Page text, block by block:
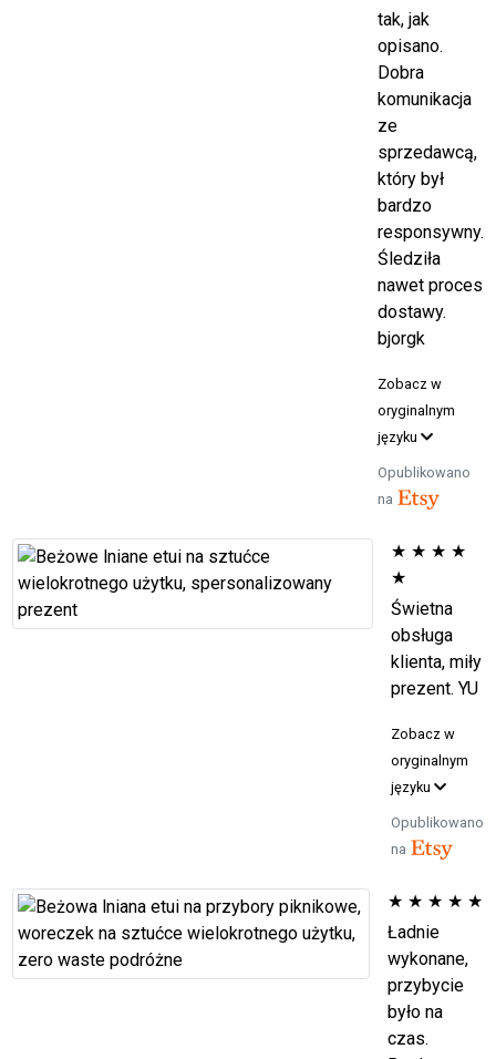
tak, jak
opisano.
Dobra
komunikacja
ze
sprzedawcą,
który był
bardzo
responsywny.
Śledziła
nawet proces
dostawy.
bjorgk
Zobacz w
oryginalnym
języku
Opublikowano
na
★ ★ ★ ★
★
Świetna
obsługa
klienta, miły
prezent. YU
Zobacz w
oryginalnym
języku
Opublikowano
na
★ ★ ★ ★ ★
Ładnie
wykonane,
przybycie
było na
czas.